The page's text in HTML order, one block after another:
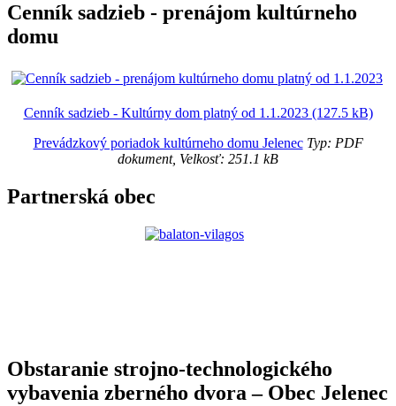
Cenník sadzieb - prenájom kultúrneho
domu
Cenník sadzieb - Kultúrny dom platný od 1.1.2023 (127.5 kB)
Prevádzkový poriadok kultúrneho domu JelenecTyp: PDF
dokument, Velkosť: 251.1 kB
Partnerská obec
Obstaranie strojno-technologického
vybavenia zberného dvora – Obec Jelenec